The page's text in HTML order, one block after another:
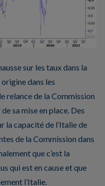
sur les taux dans la
dans les
relance de la Commission
sa mise en place. Des
la capacité de l’Italie de
de la Commission dans
que c’est la
qui est en cause et que
l’Italie.